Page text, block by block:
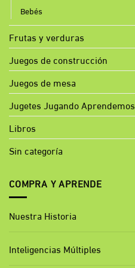
Bebés
Frutas y verduras
Juegos de construcción
Juegos de mesa
Jugetes Jugando Aprendemos
Libros
Sin categoría
COMPRA Y APRENDE
Nuestra Historia
Inteligencias Múltiples